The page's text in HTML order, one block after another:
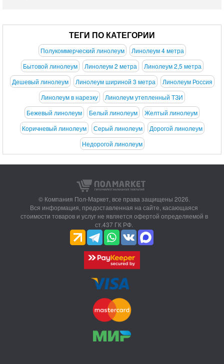
ТЕГИ ПО КАТЕГОРИИ
Полукоммерческий линолеум
Линолеум 4 метра
Бытовой линолеум
Линолеум 2 метра
Линолеум 2,5 метра
Дешевый линолеум
Линолеум шириной 3 метра
Линолеум Россия
Линолеум в нарезку
Линолеум утепленный ТЗИ
Бежевый линолеум
Белый линолеум
Желтый линолеум
Коричневый линолеум
Серый линолеум
Дорогой линолеум
Недорогой линолеум
© Компания Пол-Маркет, все права защищены 2026.
Вся информация, предоставленная на сайте, касающаяся
стоимости товаров и услуг не является офертой определяемой в
ст.437 ГК РФ.